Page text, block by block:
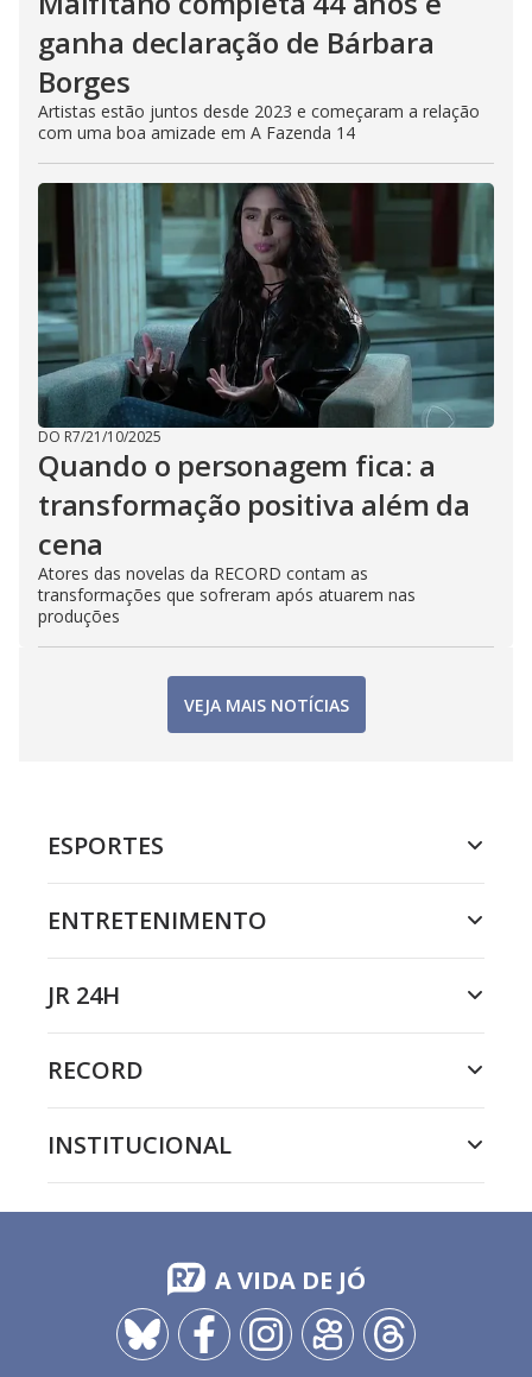
ganha declaração de Bárbara
Borges
Artistas estão juntos desde 2023 e começaram a relação
com uma boa amizade em A Fazenda 14
DO R7/21/10/2025
Quando o personagem fica: a
transformação positiva além da
cena
Atores das novelas da RECORD contam as
transformações que sofreram após atuarem nas
produções
VEJA MAIS NOTÍCIAS
ESPORTES
ENTRETENIMENTO
JR 24H
RECORD
INSTITUCIONAL
A VIDA DE JÓ